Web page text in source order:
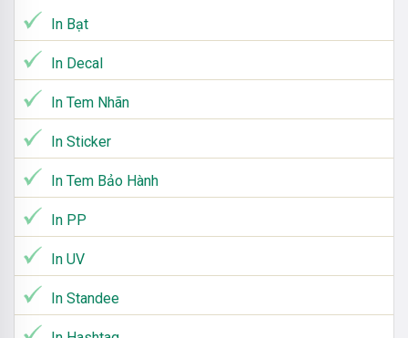
In Bạt
In Decal
In Tem Nhãn
In Sticker
In Tem Bảo Hành
In PP
In UV
In Standee